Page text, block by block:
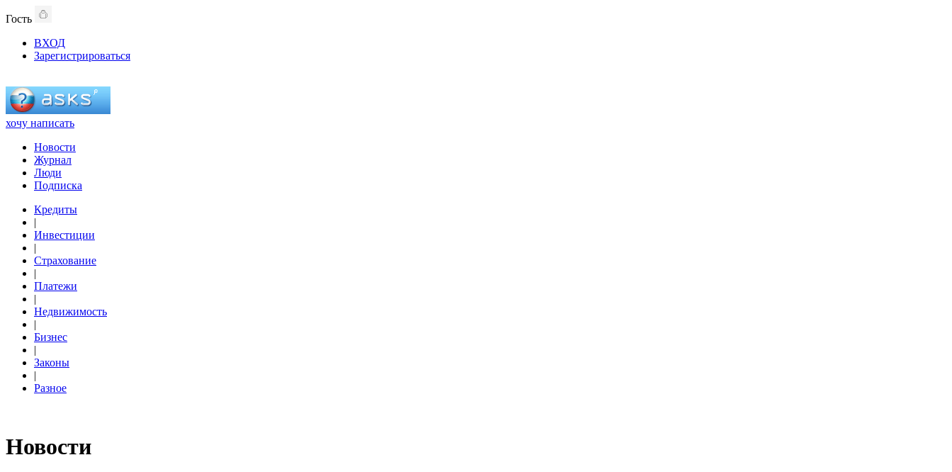
Гость
ВХОД
Зарегистрироваться
хочу написать
Новости
Журнал
Люди
Подписка
Кредиты
|
Инвестиции
|
Страхование
|
Платежи
|
Недвижимость
|
Бизнес
|
Законы
|
Разное
Новости